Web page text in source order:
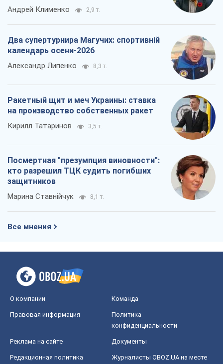
Андрей Клименко 2,9 т.
Два супертурнира Магучих: спортивній
календарь осени-2026
Александр Липенко 8,3 т.
Ракетный щит и меч Украины: ставка
на производство собственных ракет
Кирилл Татаринов 3,5 т.
Посмертная "презумпция виновности":
кто разрешил ТЦК судить погибших
защитников
Марина Ставнійчук 8,1 т.
Все мнения
О компании Команда
Правовая информация
Политика
конфиденциальности
Реклама на сайте Документы
Редакционная политика
Журналисты OBOZ.UA на месте